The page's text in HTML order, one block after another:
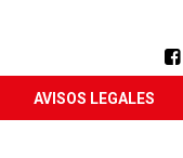
AVISOS LEGALES